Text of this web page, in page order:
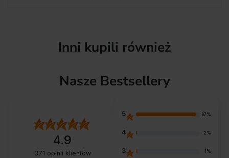
Inni kupili również
Nasze Bestsellery
4.9
371 opinii klientów
5 97%
4 2%
3 1%